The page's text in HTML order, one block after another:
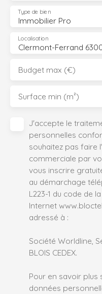
Immobilier Pro
Type de bien
Clermont-Ferrand
Localisation
Budget max (€)
Surface min (m²)
J'accepte le
personnelles
souhaitez pas
commerciale par
vous inscrire
au démarchage
L223-1 du code de
Internet
adressé à :
Société Worldline,
BLOIS CEDEX.
Pour en savoir plus
données